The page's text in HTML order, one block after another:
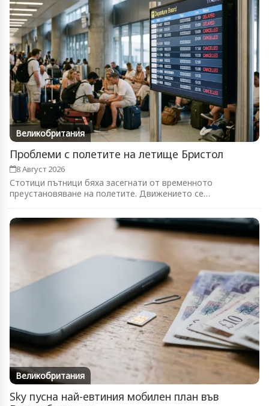
Великобритания
Проблеми с полетите на летище Бристол
8 Август 2026
Стотици пътници бяха засегнати от временното
преустановяване на полетите. Движението се
Великобритания
Sky пусна най-евтиния мобилен план във